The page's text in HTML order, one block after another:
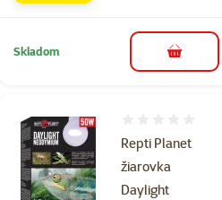
Skladom do košíka
Repti Planet
žiarovka
Daylight